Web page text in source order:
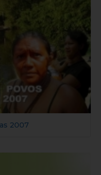
2007